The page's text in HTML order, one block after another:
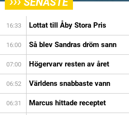
16:33 Lottat till Åby Stora Pris
16:00 Så blev Sandras dröm sann
07:00 Högervarv resten av året
06:52 Världens snabbaste vann
06:31 Marcus hittade receptet